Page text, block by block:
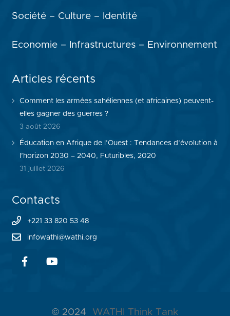
Société – Culture – Identité
Economie – Infrastructures – Environnement
Articles récents
Comment les armées sahéliennes (et africaines) peuvent-
elles gagner des guerres ?
3 août 2026
Éducation en Afrique de l’Ouest : Tendances d’évolution à
l’horizon 2030 – 2040, Futuribles, 2020
31 juillet 2026
Contacts
+221 33 820 53 48
infowathi@wathi.org
© 2024 WATHI Think Tank